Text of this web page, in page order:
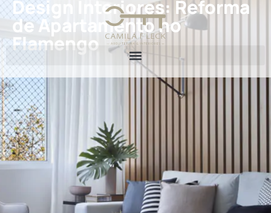
Design Interiores: Reforma
de Apartamento no
Flamengo